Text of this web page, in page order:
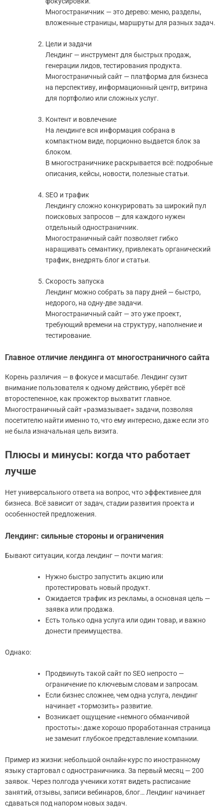
Многостраничник — это дерево: меню, разделы,
вложенные страницы, маршруты для разных задач.
Цели и задачи
Лендинг — инструмент для быстрых продаж,
генерации лидов, тестирования продукта.
Многостраничный сайт — платформа для бизнеса
на перспективу, информационный центр, витрина
для портфолио или сложных услуг.
Контент и вовлечение
На лендинге вся информация собрана в
компактном виде, порционно выдается блок за
блоком.
В многостраничнике раскрывается всё: подробные
описания, кейсы, новости, полезные статьи.
SEO и трафик
Лендингу сложно конкурировать за широкий пул
поисковых запросов — для каждого нужен
отдельный одностраничник.
Многостраничный сайт позволяет гибко
наращивать семантику, привлекать органический
трафик, внедрять блог и статьи.
Скорость запуска
Лендинг можно собрать за пару дней — быстро,
недорого, на одну-две задачи.
Многостраничный сайт — это уже проект,
требующий времени на структуру, наполнение и
тестирование.
Главное отличие лендинга от многостраничного сайта
Корень различия — в фокусе и масштабе. Лендинг сузит
внимание пользователя к одному действию, уберёт всё
второстепенное, как прожектор выхватит главное.
Многостраничный сайт «размазывает» задачи, позволяя
посетителю найти именно то, что ему интересно, даже если это
не была изначальная цель визита.
Плюсы и минусы: когда что работает
лучше
Нет универсального ответа на вопрос, что эффективнее для
бизнеса. Всё зависит от задач, стадии развития проекта и
особенностей предложения.
Лендинг: сильные стороны и ограничения
Бывают ситуации, когда лендинг — почти магия:
Нужно быстро запустить акцию или
протестировать новый продукт.
Ожидается трафик из рекламы, а основная цель —
заявка или продажа.
Есть только одна услуга или один товар, и важно
донести преимущества.
Однако:
Продвинуть такой сайт по SEO непросто —
ограничение по ключевым словам и запросам.
Если бизнес сложнее, чем одна услуга, лендинг
начинает «тормозить» развитие.
Возникает ощущение «немного обманчивой
простоты»: даже хорошо проработанная страница
не заменит глубокое представление компании.
Пример из жизни: небольшой онлайн-курс по иностранному
языку стартовал с одностраничника. За первый месяц — 200
заявок. Через полгода ученики хотят видеть расписание
занятий, отзывы, записи вебинаров, блог… Лендинг начинает
сдаваться под напором новых задач.